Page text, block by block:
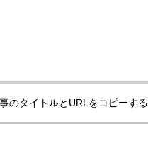
のタイトルとURLをコピーする